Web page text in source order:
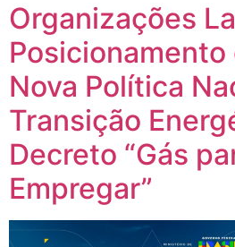
Organizações
Nova Política
Transição
Decreto “Gás
Empregar”